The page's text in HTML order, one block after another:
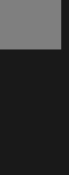
ventana)